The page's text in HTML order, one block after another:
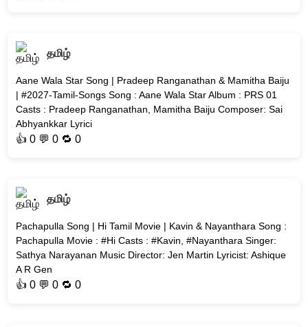
தமிழ்
Aane Wala Star Song | Pradeep Ranganathan & Mamitha Baiju
| #2027-Tamil-Songs Song : Aane Wala Star Album : PRS 01
Casts : Pradeep Ranganathan, Mamitha Baiju Composer: Sai
Abhyankkar Lyrici
👍0 💬 0 🔁0
தமிழ்
Pachapulla Song | Hi Tamil Movie | Kavin & Nayanthara Song :
Pachapulla Movie : #Hi Casts : #Kavin, #Nayanthara Singer:
Sathya Narayanan Music Director: Jen Martin Lyricist: Ashique
A R Gen
👍0 💬 0 🔁0